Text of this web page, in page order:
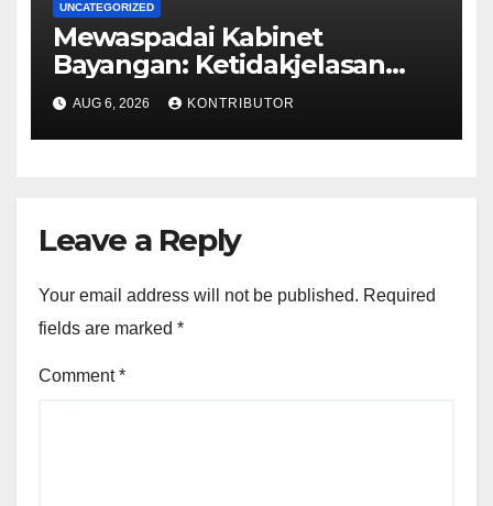
UNCATEGORIZED
Mewaspadai Kabinet
Bayangan: Ketidakjelasan
Legitimasi Moral dan
Representasi
AUG 6, 2026 KONTRIBUTOR
Leave a Reply
Your email address will not be published. Required
fields are marked *
Comment*